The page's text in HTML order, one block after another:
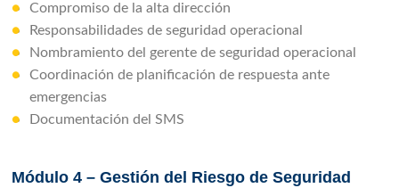
Compromiso de la alta dirección
Responsabilidades de seguridad operacional
Nombramiento del gerente de seguridad operacional
Coordinación de planificación de respuesta ante
emergencias
Documentación del SMS
Módulo 4 – Gestión del Riesgo de Seguridad